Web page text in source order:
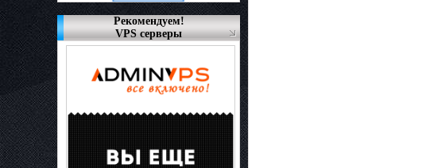
Рекомендуем!
VPS серверы